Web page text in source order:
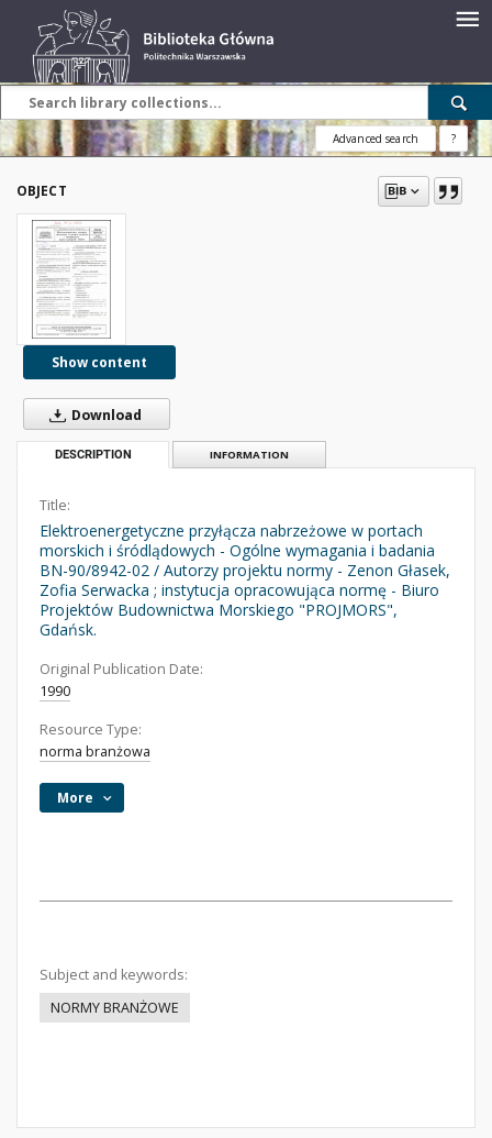
Advanced search ?
OBJECT
Show content
Download
DESCRIPTION INFORMATION
Title:
Elektroenergetyczne przyłącza nabrzeżowe w portach
morskich i śródlądowych - Ogólne wymagania i badania
BN-90/8942-02 / Autorzy projektu normy - Zenon Głasek,
Zofia Serwacka ; instytucja opracowująca normę - Biuro
Projektów Budownictwa Morskiego "PROJMORS",
Gdańsk.
Original Publication Date:
1990
Resource Type:
norma branżowa
More
Subject and keywords:
NORMY BRANŻOWE